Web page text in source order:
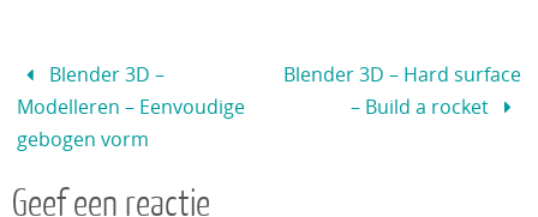
Blender 3D –
Modelleren – Eenvoudige
gebogen vorm
Blender 3D – Hard surface
– Build a rocket
Geef een reactie